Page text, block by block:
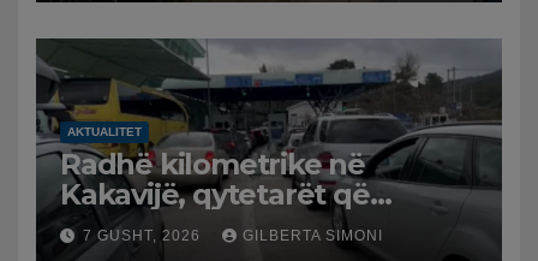
AKTUALITET
Radhë kilometrike në
Kakavijë, qytetarët që
kthehen në Shqipëri
7 GUSHT, 2026 GILBERTA SIMONI